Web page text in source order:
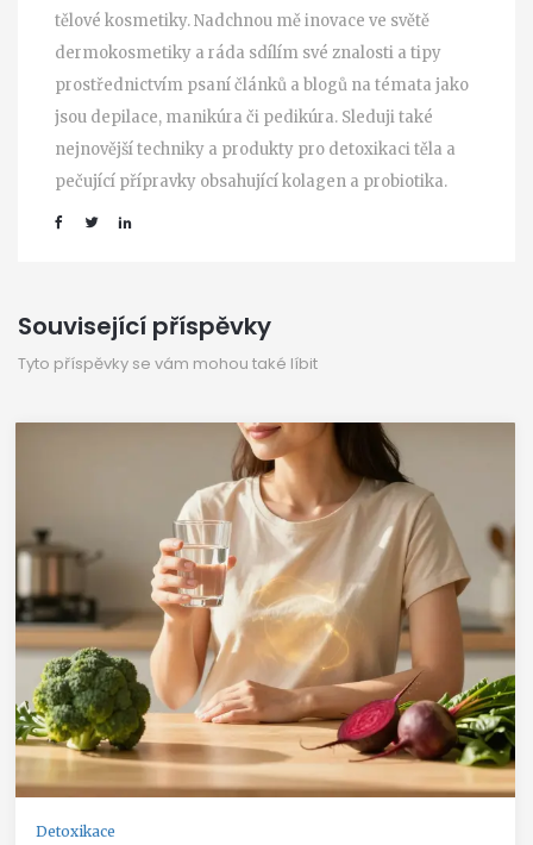
tělové kosmetiky. Nadchnou mě inovace ve světě
dermokosmetiky a ráda sdílím své znalosti a tipy
prostřednictvím psaní článků a blogů na témata jako
jsou depilace, manikúra či pedikúra. Sleduji také
nejnovější techniky a produkty pro detoxikaci těla a
pečující přípravky obsahující kolagen a probiotika.
Související příspěvky
Tyto příspěvky se vám mohou také líbit
Detoxikace